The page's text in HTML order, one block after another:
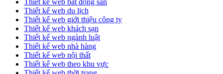
Thiết kế web du lịch
Thiết kế web giới thiệu công ty
Thiết kế web khách sạn
Thiết kế web ngành luật
Thiết kế web nhà hàng
Thiết kế web nội thất
Thiết kế web theo khu vực